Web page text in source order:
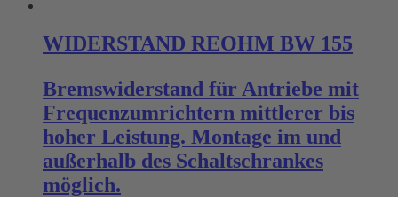
WIDERSTAND REOHM BW 155
Bremswiderstand für Antriebe mit
Frequenzumrichtern mittlerer bis
hoher Leistung. Montage im und
außerhalb des Schaltschrankes
möglich.